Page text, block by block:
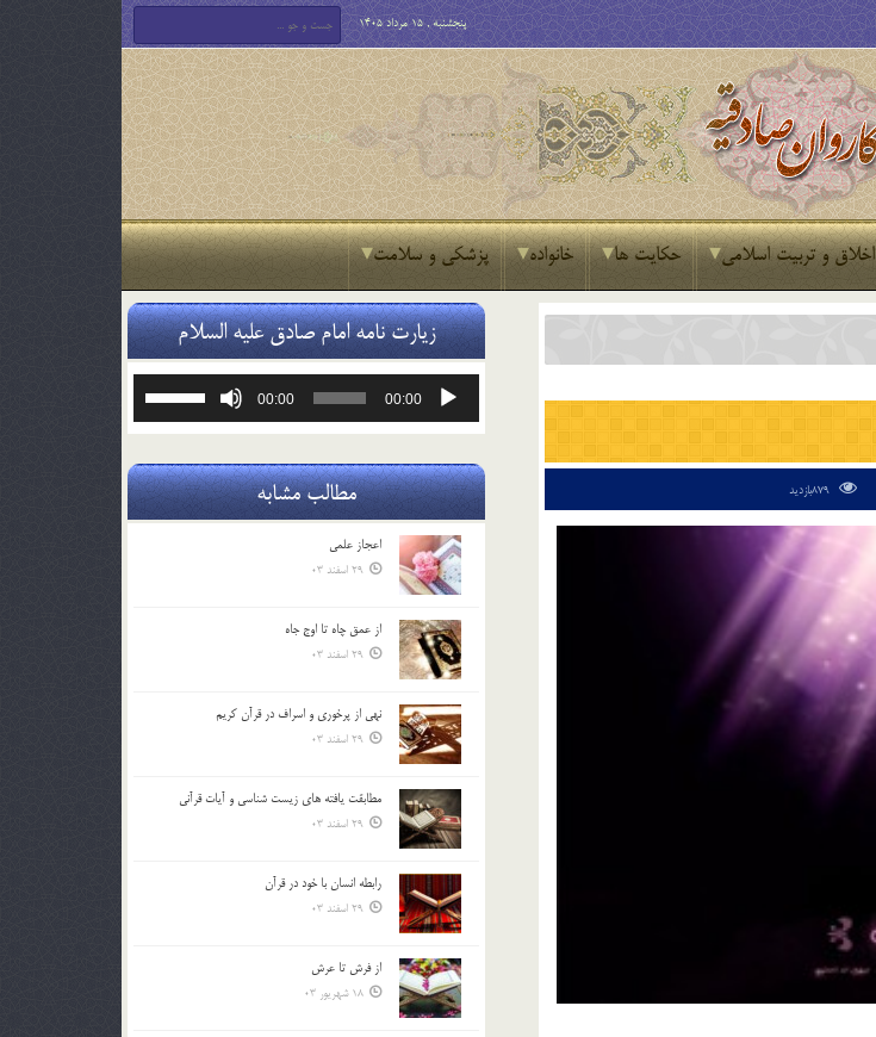
پنجشنبه , 15 مرداد 1405
اخلاق و تربیت اسلامی حکایت ها خانواده پزشکی و سلامت
زیارت نامه امام صادق علیه السلام
پخش‌کننده
00:00
00:00
یا
صدا
کلیدهای
مطالب مشابه
اعجاز علمی
29 اسفند 03
از عمق چاه تا اوج جاه
29 اسفند 03
نهي از پرخوري و اسراف در قرآن کريم
29 اسفند 03
مطابقت یافته های زیست شناسی و آیات قرآنی
29 اسفند 03
رابطه انسان با خود در قرآن
29 اسفند 03
از فرش تا عرش
18 شهریور 03